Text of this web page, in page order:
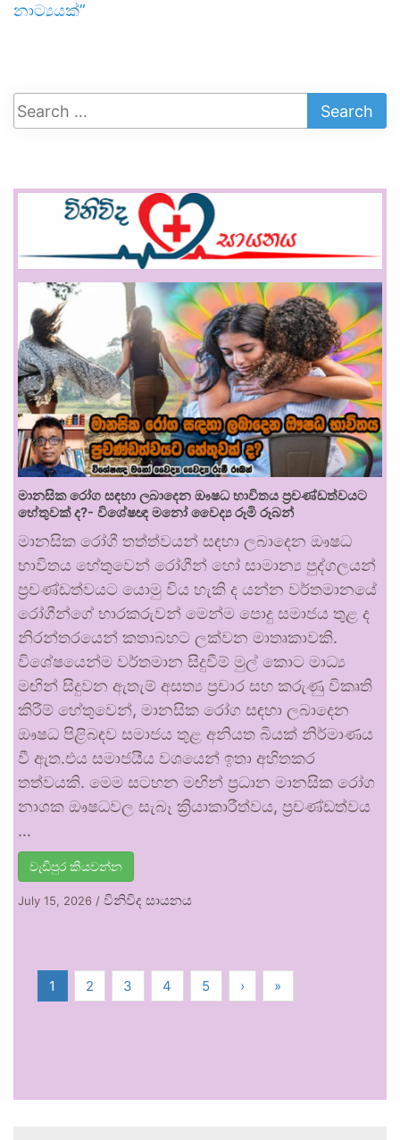
නාට්‍යයක්”
මානසික රෝග සඳහා ලබාදෙන ඖෂධ භාවිතය ප්‍රචණ්ඩත්වයට
හේතුවක් ද?- විශේෂඥ මනෝ වෛද්‍ය රූමි රූබන්
මානසික රෝගී තත්ත්වයන් සඳහා ලබාදෙන ඖෂධ
භාවිතය හේතුවෙන් රෝගීන් හෝ සාමාන්‍ය පුද්ගලයන්
ප්‍රචණ්ඩත්වයට යොමු විය හැකි ද යන්න වර්තමානයේ
රෝගීන්ගේ භාරකරුවන් මෙන්ම පොදු සමාජය තුළ ද
නිරන්තරයෙන් කතාබහට ලක්වන මාතෘකාවකි.
විශේෂයෙන්ම වර්තමාන සිදුවීම් මුල් කොට මාධ්‍ය
මඟින් සිදුවන ඇතැම් අසත්‍ය ප්‍රචාර සහ කරුණු විකෘති
කිරීම් හේතුවෙන්, මානසික රෝග සඳහා ලබාදෙන
ඖෂධ පිළිබඳව සමාජය තුළ අනියත බියක් නිර්මාණය
වී ඇත.එය සමාජයීය වශයෙන් ඉතා අහිතකර
තත්වයකි. මෙම සටහන මඟින් ප්‍රධාන මානසික රෝග
නාශක ඖෂධවල සැබෑ ක්‍රියාකාරීත්වය, ප්‍රචණ්ඩත්වය
…
වැඩිපුර කියවන්න
July 15, 2026 / විනිවිද සායනය
1 2 3 4 5 › »